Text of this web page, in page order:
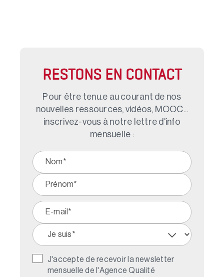
RESTONS EN CONTACT
Pour être tenu.e au courant de nos
nouvelles ressources, vidéos, MOOC...
inscrivez-vous à notre lettre d'info
mensuelle :
J'accepte de recevoir la newsletter
mensuelle de l'Agence Qualité